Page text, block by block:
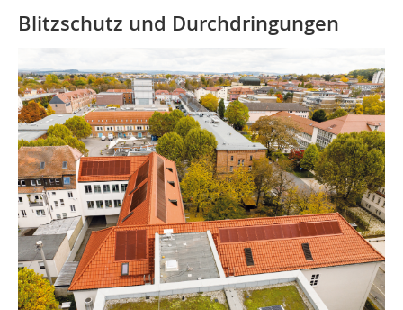
Blitzschutz und Durchdringungen